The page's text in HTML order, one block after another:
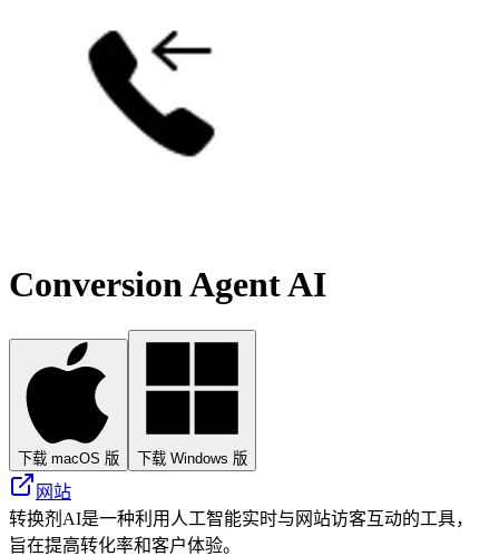
Conversion Agent AI
下载 macOS 版 下载 Windows 版
网站
转换剂AI是一种利用人工智能实时与网站访客互动的工具，
旨在提高转化率和客户体验。